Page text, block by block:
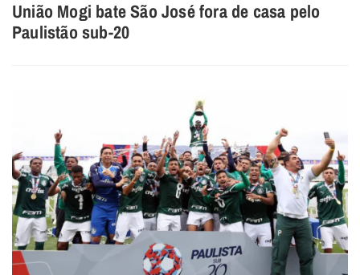
União Mogi bate São José fora de casa pelo
Paulistão sub-20